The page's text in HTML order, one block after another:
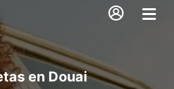
en Douai